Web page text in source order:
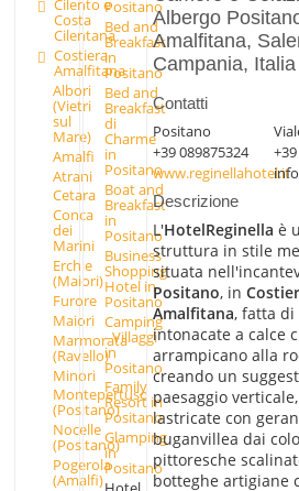
Cilento e
Costa
Cilentana
Costiera
Amalfitana
Albori
(Vietri
sul
Mare)
Amalfi
Atrani
Cetara
Conca
dei
Marini
Erchie
(Maiori)
Furore
Maiori
Marmorata
(Ravello)
Minori
Montepertuso
(Positano)
Nocelle
(Positano)
Pogerola
(Amalfi)
Positano
Bed and
Breakfast
in
Positano
Bed and
Breakfast
di
Charme
in
Positano
Boat and
Breakfast
in
Positano
Business
Shopping
Hotel in
Positano
Camping
- Villaggi
in
Positano
Family
Resort in
Positano
Glamping
in
Positano
Albergo
Amalfitana,
Campania, Italia
Contatti
Positano
+39 089875324
www.reginellahotel.it
Descrizione
L'HotelReginella è
struttura in stile
situata
Positano, in
Amalfitana, fatta di
intonacate a calce
arrampicano alla
creando un
paesaggio
lastricate con
buganvillea dai
pittoresche
botteghe artigiane